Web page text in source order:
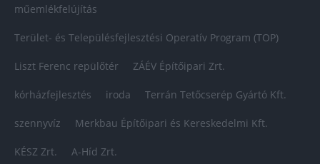
műemlékfelújítás
Terület- és Településfejlesztési Operatív Program (TOP)
Liszt Ferenc repülőtér ZÁÉV Építőipari Zrt.
kórházfejlesztés iroda Terrán Tetőcserép Gyártó Kft.
szennyvíz Merkbau Építőipari és Kereskedelmi Kft.
KÉSZ Zrt. A-Híd Zrt.